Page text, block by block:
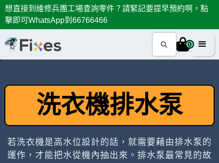
想直接到維修兵團工場查詢零件？請緊記要提早預約啊。點
擊即可WhatsApp到66766466
0
洗衣機排水泵
若洗衣機是高水位設計的話，就需要藉由排水泵的
運作，才能把水從機內抽出來。排水泵最常見的故